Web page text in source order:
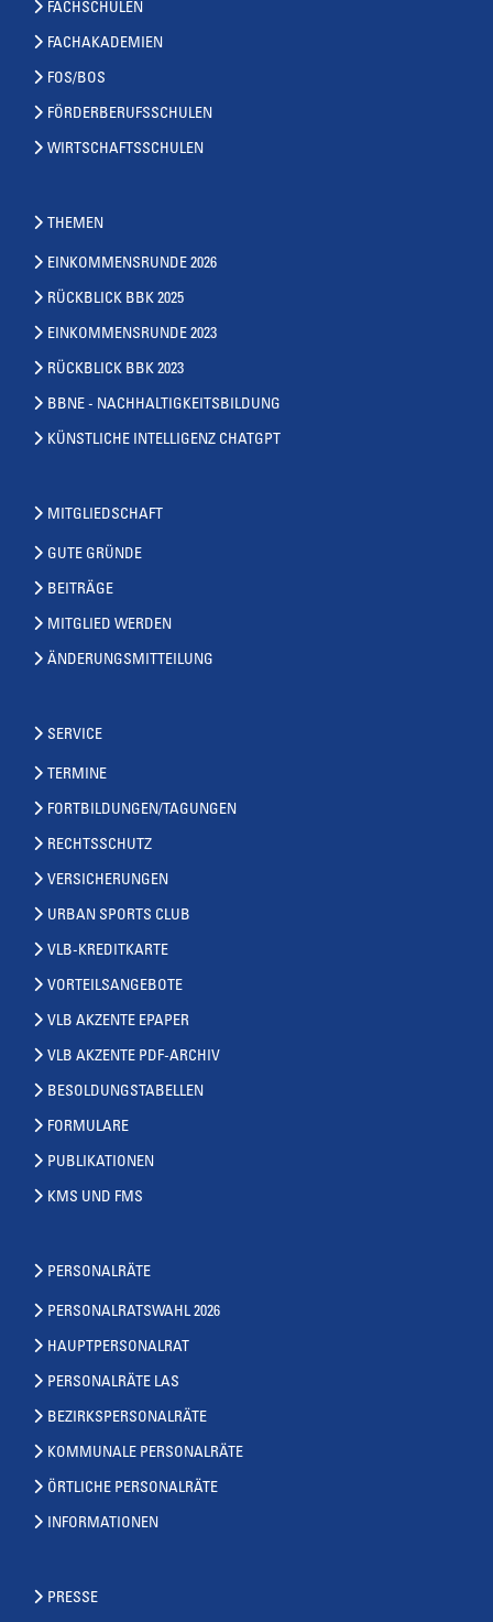
FACHSCHULEN
FACHAKADEMIEN
FOS/BOS
FÖRDERBERUFSSCHULEN
WIRTSCHAFTSSCHULEN
THEMEN
EINKOMMENSRUNDE 2026
RÜCKBLICK BBK 2025
EINKOMMENSRUNDE 2023
RÜCKBLICK BBK 2023
BBNE - NACHHALTIGKEITSBILDUNG
KÜNSTLICHE INTELLIGENZ CHATGPT
MITGLIEDSCHAFT
GUTE GRÜNDE
BEITRÄGE
MITGLIED WERDEN
ÄNDERUNGSMITTEILUNG
SERVICE
TERMINE
FORTBILDUNGEN/TAGUNGEN
RECHTSSCHUTZ
VERSICHERUNGEN
URBAN SPORTS CLUB
VLB-KREDITKARTE
VORTEILSANGEBOTE
VLB AKZENTE EPAPER
VLB AKZENTE PDF-ARCHIV
BESOLDUNGSTABELLEN
FORMULARE
PUBLIKATIONEN
KMS UND FMS
PERSONALRÄTE
PERSONALRATSWAHL 2026
HAUPTPERSONALRAT
PERSONALRÄTE LAS
BEZIRKSPERSONALRÄTE
KOMMUNALE PERSONALRÄTE
ÖRTLICHE PERSONALRÄTE
INFORMATIONEN
PRESSE